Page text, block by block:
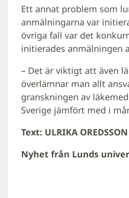
Ett annat problem som
anmälningarna var
övriga fall var det
initierades anmälningen
– Det är viktigt att även
överlämnar man allt
granskningen av
Sverige jämfört med i
Text: ULRIKA OREDSSON
Nyhet från Lunds